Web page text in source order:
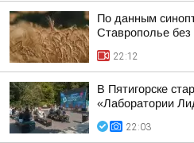
По данным
Ставрополье без
22:12
В Пятигорске
«Лаборатории
22:03